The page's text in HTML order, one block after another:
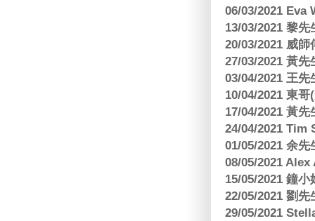
06/03/2021 Eva
13/03/2021 黎
20/03/2021 威
27/03/2021 黃
03/04/2021 王
10/04/2021 東
17/04/2021 黃
24/04/2021 Tim
01/05/2021 余
08/05/2021
15/05/2021 鐘
22/05/2021 劉
29/05/2021